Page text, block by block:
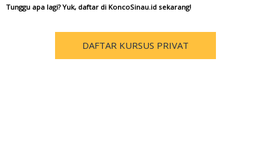
Tunggu apa lagi? Yuk, daftar di KoncoSinau.id sekarang!
DAFTAR KURSUS PRIVAT